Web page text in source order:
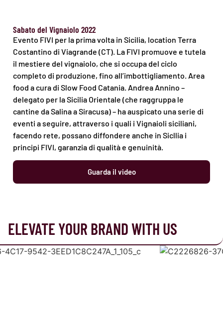
Sabato del Vignaiolo 2022
Evento FIVI per la prima volta in Sicilia, location Terra
Costantino di Viagrande (CT). La FIVI promuove e tutela
il mestiere del vignaiolo, che si occupa del ciclo
completo di produzione, fino all’imbottigliamento. Area
food a cura di Slow Food Catania. Andrea Annino –
delegato per la Sicilia Orientale (che raggruppa le
cantine da Salina a Siracusa) – ha auspicato una serie di
eventi a seguire, attraverso i quali i Vignaioli siciliani,
facendo rete, possano diffondere anche in Sicllia i
principi FIVI, garanzia di qualità e genuinità.
Guarda il video
ELEVATE YOUR BRAND WITH US